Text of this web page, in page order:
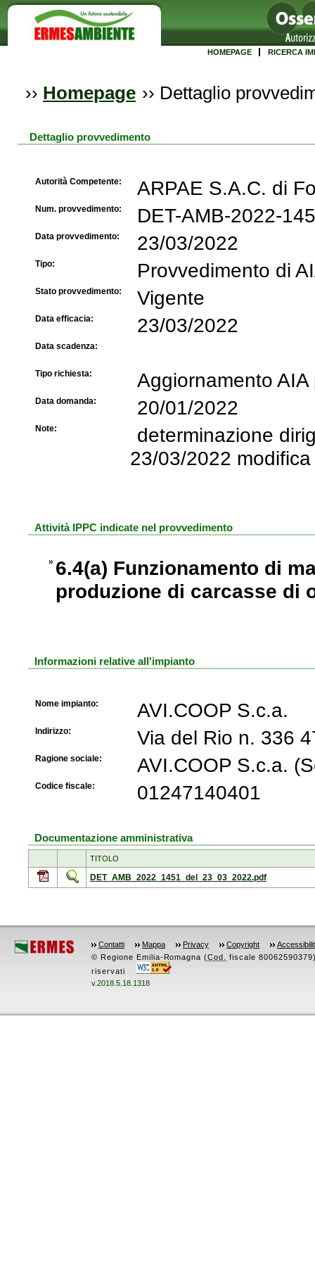
HOMEPAGE RICERCA
›› Homepage ›› Dettaglio
Dettaglio provvedimento
Autorità Competente: ARPAE S.A.C. di
Num. provvedimento: DET-AMB-2022-
Data provvedimento: 23/03/2022
Tipo: Provvedimento di
Stato provvedimento: Vigente
Data efficacia: 23/03/2022
Data scadenza:
Tipo richiesta: Aggiornamento
Data domanda: 20/01/2022
Note:
determinazione
23/03/2022
Attività IPPC indicate nel provvedimento
6.4(a) Funzionamento di
produzione di carcasse di
Informazioni relative all'impianto
Nome impianto: AVI.COOP S.c.a.
Indirizzo: Via del Rio n. 336
Ragione sociale: AVI.COOP S.c.a.
Codice fiscale: 01247140401
Documentazione amministrativa
TITOLO
DET_AMB_2022_1451_del_23_03_2022.pdf
Contatti Mappa Privacy Copyright
© Regione Emilia-Romagna (Cod.
fiscale
riservati
v.2018.5.18.1318